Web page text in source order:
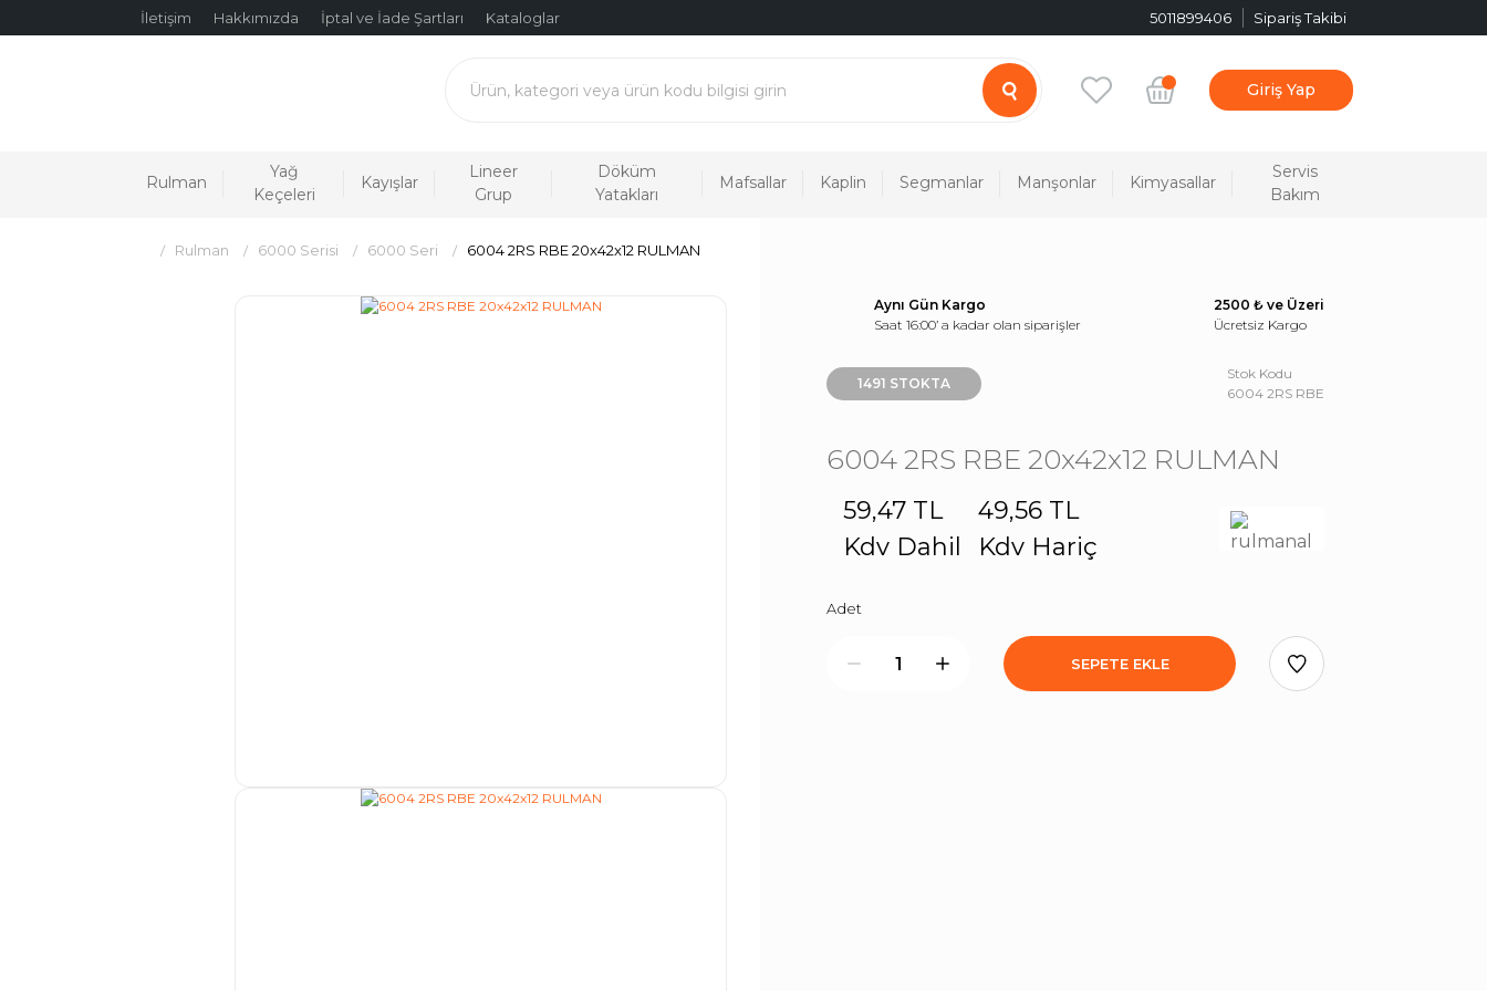
İletişim Hakkımızda İptal ve İade Şartları Kataloglar 5011899406 Sipariş Takibi
Giriş Yap
Rulman
Yağ
Keçeleri
Kayışlar
Lineer
Grup
Döküm
Yatakları
Mafsallar Kaplin Segmanlar Manşonlar Kimyasallar
Servis
Bakım
Rulman 6000 Serisi 6000 Seri 6004 2RS RBE 20x42x12 RULMAN
Aynı Gün Kargo
Saat 16:00’ a kadar olan siparişler
2500 ₺ ve Üzeri
Ücretsiz Kargo
1491 STOKTA
Stok Kodu
6004 2RS RBE
6004 2RS RBE 20x42x12 RULMAN
59,47 TL
Kdv Dahil
49,56 TL
Kdv Hariç
Adet
SEPETE EKLE